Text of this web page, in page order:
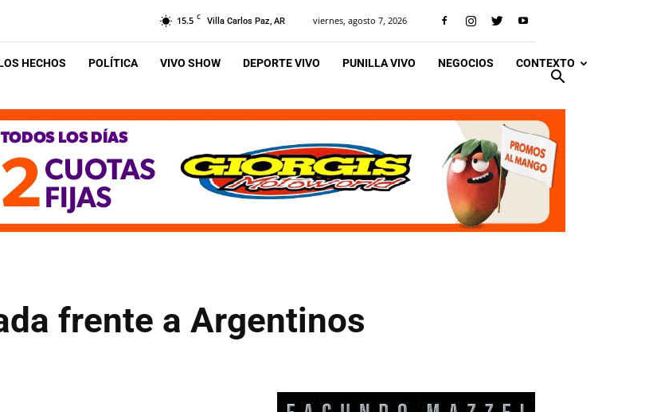
15.5 C Villa Carlos Paz, AR viernes, agosto 7, 2026
HECHOS POLÍTICA VIVO SHOW DEPORTE VIVO PUNILLA VIVO NEGOCIOS CONTEXTO
frente a Argentinos